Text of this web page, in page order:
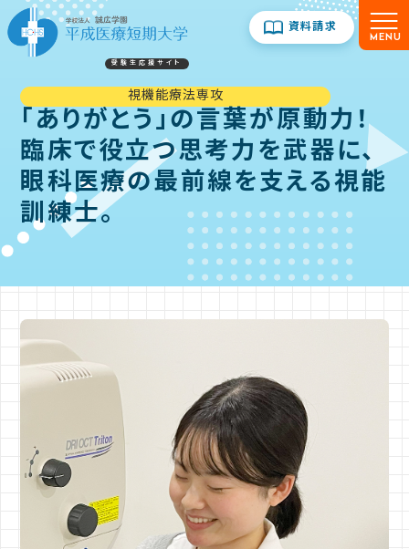
受験生応援サイト
資料請求
お知らせ
平成医療短期大学の3つの特徴
入試情報
キャンパスライフ
お仕事MAP
卒業生インタビュー
視機能療法専攻
「ありがとう」の言葉が原動力！
臨床で役立つ思考力を武器に、
眼科医療の最前線を支える視能
訓練士。